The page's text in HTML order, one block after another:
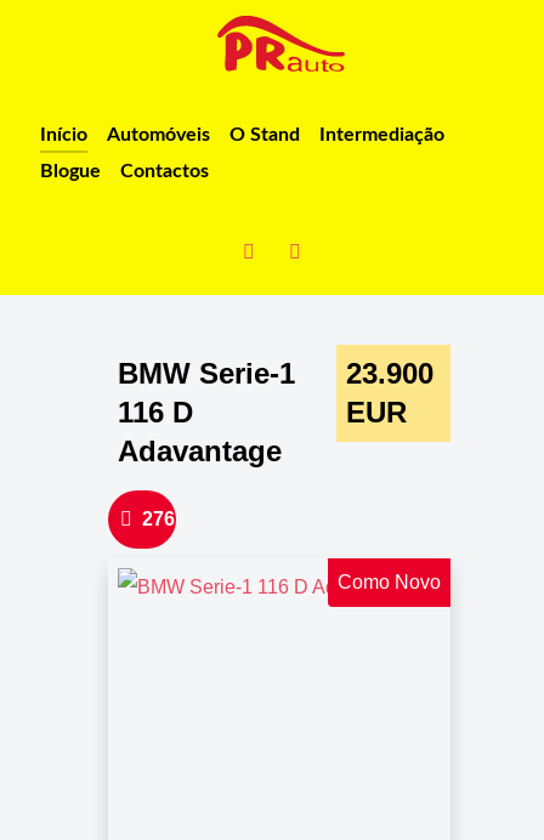
Início Automóveis O Stand
Intermediação
Blogue
Contactos
BMW Serie-1
116 D
Adavantage
23.900
EUR
276
Como Novo